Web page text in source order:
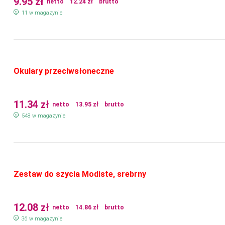
netto 12.24 zł brutto
11 w magazynie
Okulary przeciwsłoneczne
11.34 zł netto 13.95 zł brutto
548 w magazynie
Zestaw do szycia Modiste, srebrny
12.08 zł netto 14.86 zł brutto
36 w magazynie